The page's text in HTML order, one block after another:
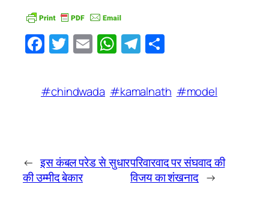
Facebook
Twitter
EmailWhatsApp
Telegram
#chindwada #kamalnath #model
← इस कंबल परेड से सुधार
की उम्मीद बेकार
परिवारवाद पर संघवाद की
विजय का शंखनाद →